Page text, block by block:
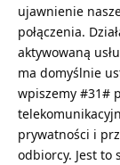
ujawnienie
połączenia.
aktywowaną
ma domyślnie
wpiszemy #31#
prywatności i
odbiorcy. Jest to